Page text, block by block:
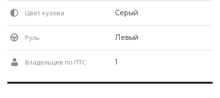
Цвет кузова Серый
Руль Левый
Владельцев по ПТС 1